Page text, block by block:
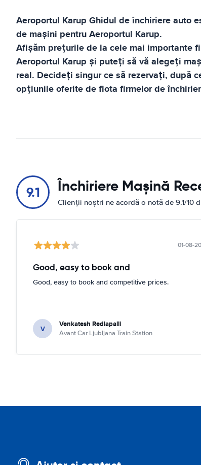
Aeroportul Karup Ghidul de închiriere auto
de mașini pentruAeroportul Karup.
Afișăm prețurile de la cele mai importante
Aeroportul Karup și puteți să vă alegeți
real. Decideți singur ce să rezervați, după
opțiunile oferite de flota firmelor de
9.1 Închiriere Mașină
Clienții noștri ne acordă o notă de 9.1/10
01-08-
Good, easy to book and
Good, easy to book and competitive prices.
V Venkatesh Redlapalli
Avant Car Ljubljana Train Station